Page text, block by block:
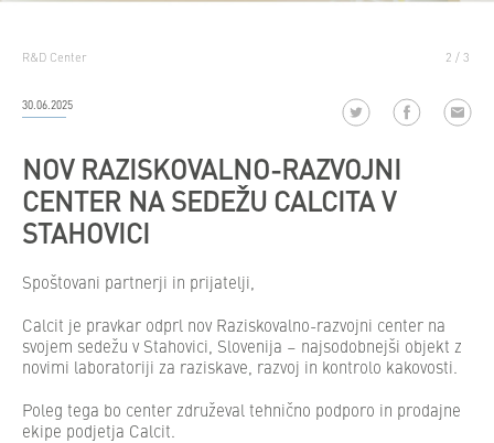
R&D Center 2 / 3
30.06.2025
NOV RAZISKOVALNO-RAZVOJNI
CENTER NA SEDEŽU CALCITA V
STAHOVICI
Spoštovani partnerji in prijatelji,
Calcit je pravkar odprl nov Raziskovalno-razvojni center na
svojem sedežu v Stahovici, Slovenija – najsodobnejši objekt z
novimi laboratoriji za raziskave, razvoj in kontrolo kakovosti.
Poleg tega bo center združeval tehnično podporo in prodajne
ekipe podjetja Calcit.